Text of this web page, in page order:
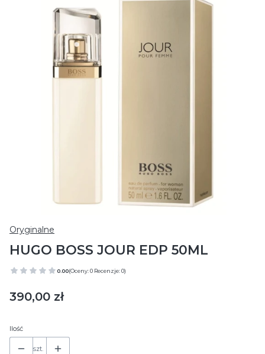
Oryginalne
HUGO BOSS JOUR EDP 50ML
0.00(Oceny: 0 Recenzje: 0)
Cena
390,00 zł
Ilość
szt.